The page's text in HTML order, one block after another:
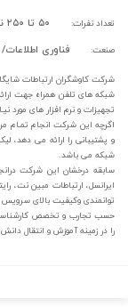
تعداد نفرات: ۵۰ تا ۲۵۰ نفر
صنعت: فناوری
شبکه های تلفن همراه جهت
تجهیزات و نرم افزار های مورد
اگرچه این شرکت انجام تمـام
و پشتیبانی را ارائه می دهد،
شبکه می باشد.
سابقه درخشان این شرکت
توانمندی وکیفیت بالای
حسب تجارب و تخصص کارشناسان
را در زمینه آموزش و انتقال